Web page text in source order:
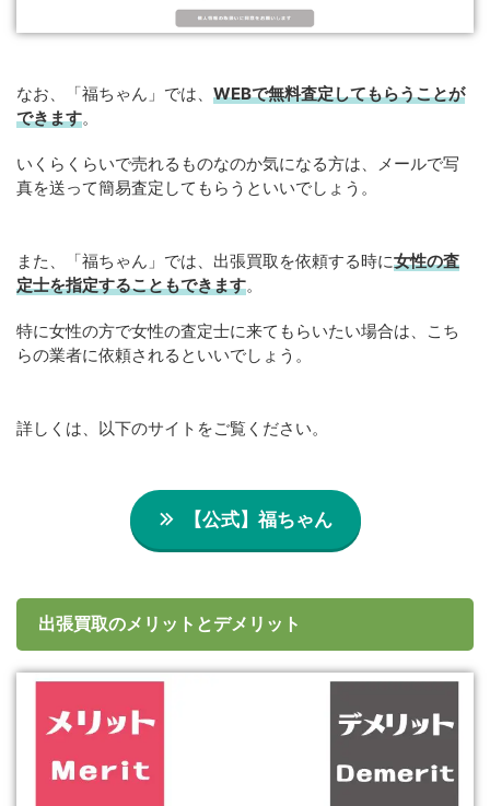
なお、「福ちゃん」では、 WEBで無料査定してもらうことが
できます。
いくらくらいで売れるものなのか気になる方は、メールで写
真を送って簡易査定してもらうといいでしょう。
また、「福ちゃん」では、出張買取を依頼する時に女性の査
定士を指定することもできます。
特に女性の方で女性の査定士に来てもらいたい場合は、こち
らの業者に依頼されるといいでしょう。
詳しくは、以下のサイトをご覧ください。
【公式】福ちゃん
出張買取のメリットとデメリット